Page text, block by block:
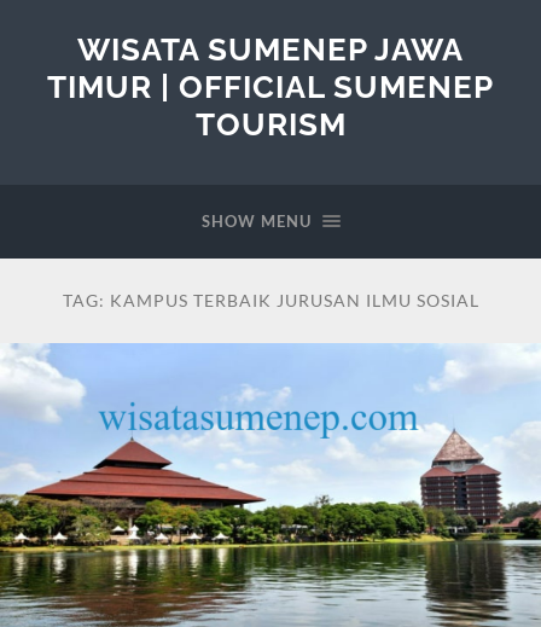
WISATA SUMENEP JAWA
TIMUR | OFFICIAL SUMENEP
TOURISM
SHOW MENU
TAG: KAMPUS TERBAIK JURUSAN ILMU SOSIAL